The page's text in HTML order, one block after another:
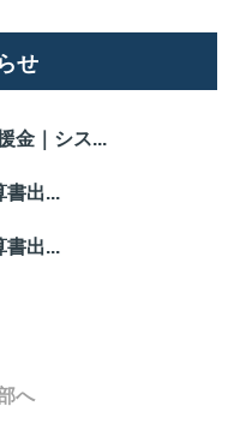
せ
金｜シス...
書出...
書出...
へ